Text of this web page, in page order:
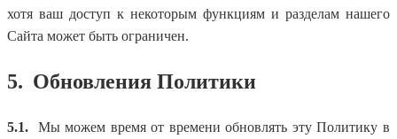
хотя ваш доступ к некоторым функциям и разделам нашего
Сайта может быть ограничен.
5. Обновления Политики
5.1.
Мы можем время от времени обновлять эту Политику в